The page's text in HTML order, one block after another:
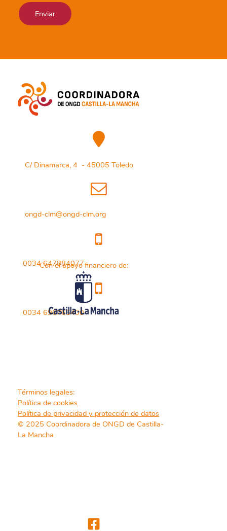
C/ Dinamarca, 4 - 45005 Toledo
ongd-clm@ongd-clm.org
0034 647884077
0034 696765400
Con el apoyo financiero de:
Términos legales:
Política de cookies
Política de privacidad y protección de datos
© 2025 Coordinadora de ONGD de Castilla-
La Mancha